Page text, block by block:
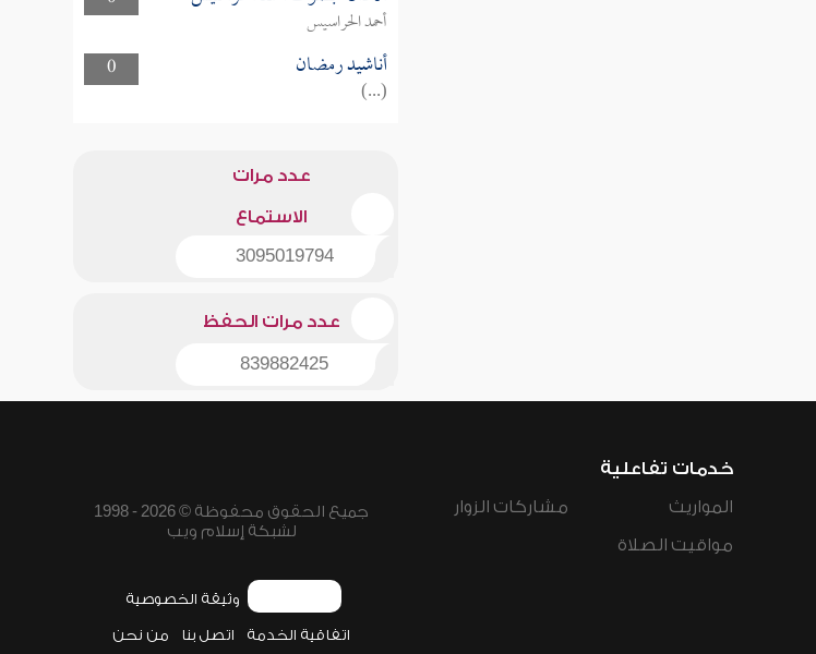
أحمد الحراسيس
0
أناشيد رمضان
(...)
عدد مرات
الاستماع
3095019794
عدد مرات الحفظ
839882425
خدمات تفاعلية
المواريث
مواقيت الصلاة
مشاركات الزوار
جميع الحقوق محفوظة © 2026 - 1998
لشبكة إسلام ويب
وثيقة الخصوصية
اتفاقية الخدمة اتصل بنا من نحن